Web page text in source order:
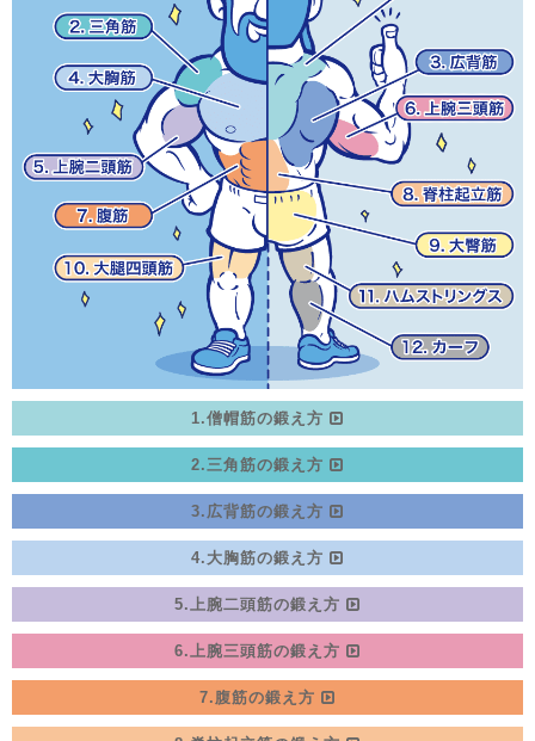
1.僧帽筋の鍛え方
2.三角筋の鍛え方
3.広背筋の鍛え方
4.大胸筋の鍛え方
5.上腕二頭筋の鍛え方
6.上腕三頭筋の鍛え方
7.腹筋の鍛え方